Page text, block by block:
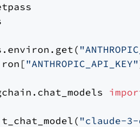
"ANTHROPIC_API_KEY"
"claude-